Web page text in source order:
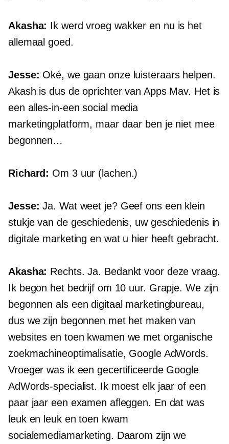
Akasha: Ik werd vroeg wakker en nu is het
allemaal goed.
Jesse: Oké, we gaan onze luisteraars helpen.
Akash is dus de oprichter van Apps Mav. Het is
een alles-in-een social media
marketingplatform, maar daar ben je niet mee
begonnen…
Richard: Om 3 uur (lachen.)
Jesse: Ja. Wat weet je? Geef ons een klein
stukje van de geschiedenis, uw geschiedenis in
digitale marketing en wat u hier heeft gebracht.
Akasha: Rechts. Ja. Bedankt voor deze vraag.
Ik begon het bedrijf om 10 uur. Grapje. We zijn
begonnen als een digitaal marketingbureau,
dus we zijn begonnen met het maken van
websites en toen kwamen we met organische
zoekmachineoptimalisatie, Google AdWords.
Vroeger was ik een gecertificeerde Google
AdWords-specialist. Ik moest elk jaar of een
paar jaar een examen afleggen. En dat was
leuk en leuk en toen kwam
socialemediamarketing. Daarom zijn we